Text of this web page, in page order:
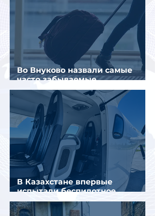
Во Внуково назвали самые
часто забываемые
пассажирами вещи
В Казахстане впервые
испытали беспилотное
аэротакси с пассажирами